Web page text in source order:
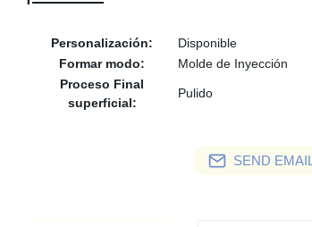
Personalización:
Disponible
Formar modo:
Molde de Inyección
Proceso Final
superficial:
Pulido
SEND